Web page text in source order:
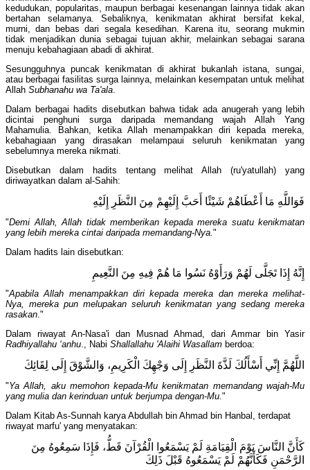
kedudukan, popularitas, maupun berbagai kesenangan lainnya tidak akan
bertahan selamanya. Sebaliknya, kenikmatan akhirat bersifat kekal,
murni, dan bebas dari segala kesedihan. Karena itu, seorang mukmin
tidak menjadikan dunia sebagai tujuan akhir, melainkan sebagai sarana
menuju kebahagiaan abadi di akhirat.
Sesungguhnya puncak kenikmatan di akhirat bukanlah istana, sungai,
atau berbagai fasilitas surga lainnya, melainkan kesempatan untuk melihat
Allah Subhanahu wa Ta'ala.
Dalam berbagai hadits disebutkan bahwa tidak ada anugerah yang lebih
dicintai penghuni surga daripada memandang wajah Allah Yang
Mahamulia. Bahkan, ketika Allah menampakkan diri kepada mereka,
kebahagiaan yang dirasakan melampaui seluruh kenikmatan yang
sebelumnya mereka nikmati.
Disebutkan dalam hadits tentang melihat Allah (ru'yatullah) yang
diriwayatkan dalam al-Sahih:
فَوَاللَّهِ مَا أَعْطَاهُمْ شَيْئًا أَحَبَّ إِلَيْهِمْ مِنَ النَّظَرِ إِلَيْهِ
"Demi Allah, Allah tidak memberikan kepada mereka suatu kenikmatan
yang lebih mereka cintai daripada memandang-Nya."
Dalam hadits lain disebutkan:
إِنَّهُ إِذَا تَجَلَّى لَهُمْ وَرَأَوْهُ نَسُوا مَا هُمْ فِيهِ مِنَ النَّعِيمِ
"Apabila Allah menampakkan diri kepada mereka dan mereka melihat-
Nya, mereka pun melupakan seluruh kenikmatan yang sedang mereka
rasakan."
Dalam riwayat An-Nasa'i dan Musnad Ahmad, dari Ammar bin Yasir
Radhiyallahu ‘anhu., Nabi Shallallahu 'Alaihi Wasallam berdoa:
اللَّهُمَّ إِنِّي أَسْأَلُكَ لَذَّةَ النَّظَرِ إِلَى وَجْهِكَ الْكَرِيمِ، وَالشَّوْقَ إِلَى لِقَائِكَ
"Ya Allah, aku memohon kepada-Mu kenikmatan memandang wajah-Mu
yang mulia dan kerinduan untuk berjumpa dengan-Mu."
Dalam Kitab As-Sunnah karya Abdullah bin Ahmad bin Hanbal, terdapat
riwayat marfu' yang menyatakan:
كَأَنَّ النَّاسَ يَوْمَ الْقِيَامَةِ لَمْ يَسْمَعُوا الْقُرْآنَ قَطُّ، فَإِذَا سَمِعُوهُ مِنَ
الرَّحْمَنِ فَكَأَنَّهُمْ لَمْ يَسْمَعُوهُ قَبْلَ ذَلِكَ